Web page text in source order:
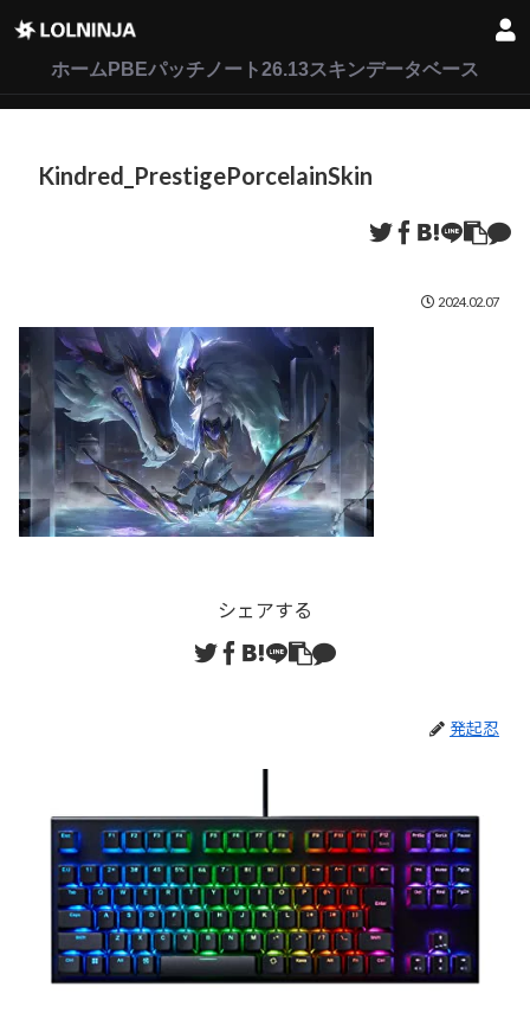
ホーム PBEパッチノート26.13スキンデータベース
Kindred_PrestigePorcelainSkin
2024.02.07
シェアする
発起忍